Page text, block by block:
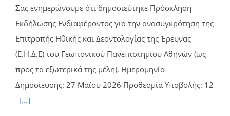
Σας ενημερώνουμε ότι δημοσιεύτηκε Πρόσκληση
Εκδήλωσης Ενδιαφέροντος για την ανασυγκρότηση της
Επιτροπής Ηθικής και Δεοντολογίας της Έρευνας
(Ε.Η.Δ.Ε) του Γεωπονικού Πανεπιστημίου Αθηνών (ως
προς τα εξωτερικά της μέλη). Ημερομηνία
Δημοσίευσης: 27 Μαϊου 2026 Προθεσμία Υποβολής: 12
[...]